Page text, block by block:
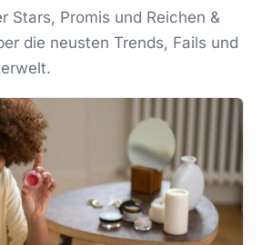
Stars, Promis und Reichen &
die neusten Trends, Fails und